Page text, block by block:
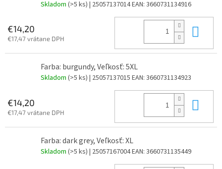
Skladom (>5 ks) | 25057137014EAN: 3660731134916
€14,20
€17,47 vrátane DPH
Farba: burgundy, Veľkosť: 5XL
Skladom (>5 ks) | 25057137015 EAN: 3660731134923
€14,20
€17,47 vrátane DPH
Farba: dark grey, Veľkosť: XL
Skladom (>5 ks) | 25057167004EAN: 3660731135449